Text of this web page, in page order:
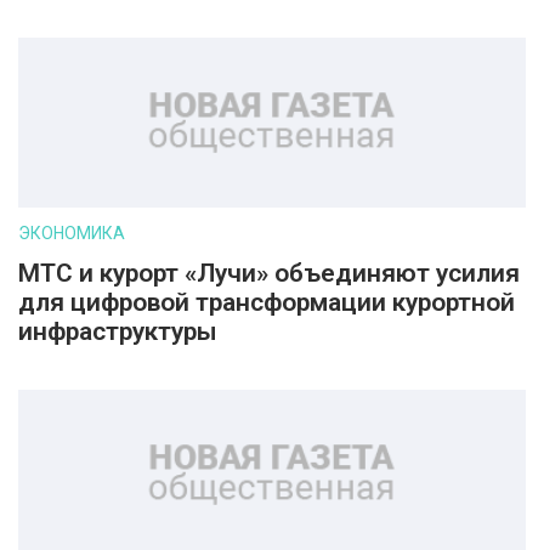
ЭКОНОМИКА
МТС и курорт «Лучи» объединяют усилия
для цифровой трансформации курортной
инфраструктуры